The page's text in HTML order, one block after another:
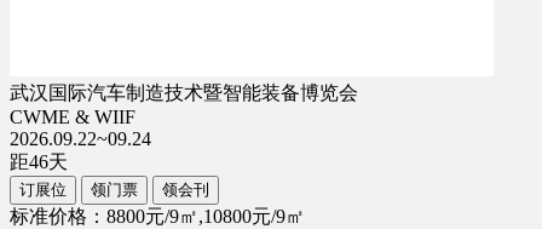
武汉国际汽车制造技术暨智能装备博览会
CWME & WIIF
2026.09.22~09.24
距46天
订展位 领门票 领会刊
标准价格：8800元/9㎡,10800元/9㎡